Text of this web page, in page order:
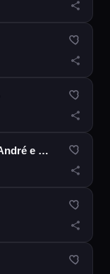
Minha Calmaria Feat André e Felipe